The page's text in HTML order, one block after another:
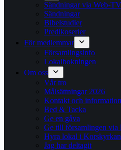
Sändningar via Web-
Sändningar
Bibelstudier
Predikoserier
För medlemmar
Församlingsinfo
Lokalbokningen
Om oss
Vår tro
Målsättningar 2026
Kontakt och information
Bed & Tacka
Ge en gåva
Ge till församlingen via
Hyra lokal i Korskyrkan
Jag har deltagit